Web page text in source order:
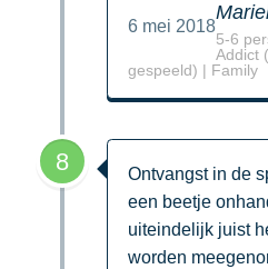
6 mei 2018
5-6
Addict
gespeeld) | Family
8
Ontvangst in de
een beetje
uiteindelijk juist
worden